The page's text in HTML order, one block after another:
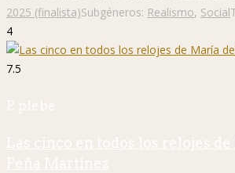
2025 (finalista)Subgéneros: Realismo, Social
4
7.5
P. plebe
Las cinco en todos los relojes
Peña Martínez